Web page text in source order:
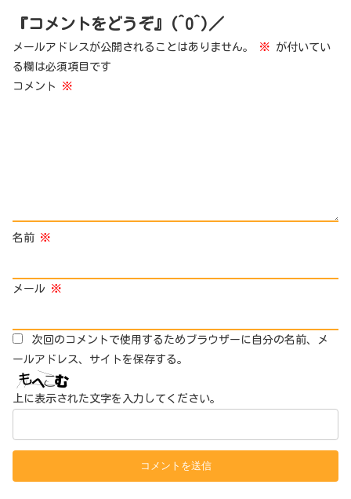
『コメントをどうぞ』(^O^)／
メールアドレスが公開されることはありません。 ※ が付いてい
る欄は必須項目です
コメント ※
名前 ※
メール ※
次回のコメントで使用するためブラウザーに自分の名前、メ
ールアドレス、サイトを保存する。
上に表示された文字を入力してください。